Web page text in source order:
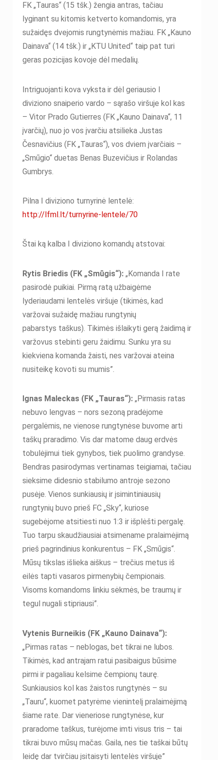
FK „Tauras“ (15 tšk.) žengia antras, tačiau
lyginant su kitomis ketverto komandomis, yra
sužaidęs dvejomis rungtynėmis mažiau. FK „Kauno
Dainava“ (14 tšk.) ir „KTU United“ taip pat turi
geras pozicijas kovoje dėl medalių.
Intriguojanti kova vyksta ir dėl geriausio I
diviziono snaiperio vardo – sąrašo viršuje kol kas
– Vitor Prado Gutierres (FK „Kauno Dainava“, 11
įvarčių), nuo jo vos įvarčiu atsilieka Justas
Česnavičius (FK „Tauras“), vos dviem įvarčiais –
„Smūgio“ duetas Benas Buzevičius ir Rolandas
Gumbrys.
Pilna I diviziono turnyrinė lentelė:
http://lfml.lt/turnyrine-lentele/70
Štai ką kalba I diviziono komandų atstovai:
Rytis Briedis (FK „Smūgis“):„Komanda I rate
pasirodė puikiai. Pirmą ratą užbaigėme
lyderiaudami lentelės viršuje (tikimės, kad
varžovai sužaidę mažiau rungtynių
pabarstys taškus). Tikimės išlaikyti gerą žaidimą ir
varžovus stebinti geru žaidimu. Sunku yra su
kiekviena komanda žaisti, nes varžovai ateina
nusiteikę kovoti su mumis”.
Ignas Maleckas (FK „Tauras“):„Pirmasis ratas
nebuvo lengvas – nors sezoną pradėjome
pergalėmis, ne vienose rungtynėse buvome arti
taškų praradimo. Vis dar matome daug erdvės
tobulėjimui tiek gynybos, tiek puolimo grandyse.
Bendras pasirodymas vertinamas teigiamai, tačiau
sieksime didesnio stabilumo antroje sezono
pusėje. Vienos sunkiausių ir įsimintiniausių
rungtynių buvo prieš FC „Sky“, kuriose
sugebėjome atsitiesti nuo 1:3 ir išplėšti pergalę.
Tuo tarpu skaudžiausiai atsimename pralaimėjimą
prieš pagrindinius konkurentus – FK „Smūgis“.
Mūsų tikslas išlieka aiškus – trečius metus iš
eilės tapti vasaros pirmenybių čempionais.
Visoms komandoms linkiu sėkmės, be traumų ir
tegul nugali stipriausi”.
Vytenis Burneikis (FK „Kauno Dainava“):
„Pirmas ratas – neblogas, bet tikrai ne lubos.
Tikimės, kad antrajam ratui pasibaigus būsime
pirmi ir pagaliau kelsime čempionų taurę.
Sunkiausios kol kas žaistos rungtynės – su
„Tauru“, kuomet patyrėme vienintelį pralaimėjimą
šiame rate. Dar vieneriose rungtynėse, kur
praradome taškus, turėjome imti visus tris – tai
tikrai buvo mūsų mačas. Gaila, nes tie taškai būtų
leidę dar tvirčiau įsitaisyti lentelės viršuje”